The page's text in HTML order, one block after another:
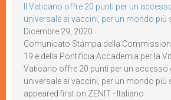
Il Vaticano offre 20 punti per un
universale ai vaccini, per un mondo più
Dicembre 29, 2020
Comunicato Stampa della
19 e della Pontificia Accademia per la
Vaticano offre 20 punti per un accesso
universale ai vaccini, per un mondo più
appeared first on ZENIT - Italiano.